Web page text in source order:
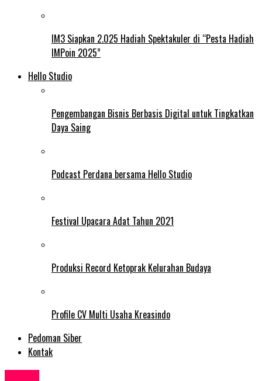
IM3 Siapkan 2.025 Hadiah Spektakuler di “Pesta Hadiah
IMPoin 2025”
Hello Studio
Pengembangan Bisnis Berbasis Digital untuk Tingkatkan
Daya Saing
Podcast Perdana bersama Hello Studio
Festival Upacara Adat Tahun 2021
Produksi Record Ketoprak Kelurahan Budaya
Profile CV Multi Usaha Kreasindo
Pedoman Siber
Kontak